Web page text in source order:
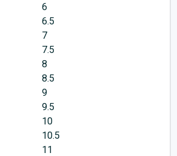
6
6.5
7
7.5
8
8.5
9
9.5
10
10.5
11